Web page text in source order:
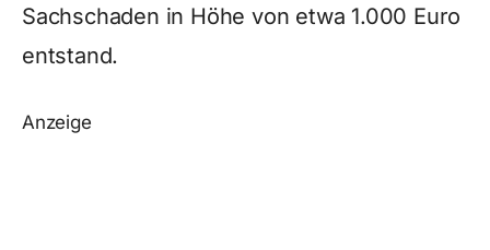
Sachschaden in Höhe von etwa 1.000 Euro
entstand.
Anzeige